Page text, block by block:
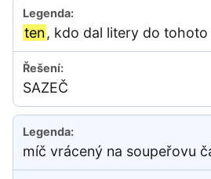
ten, kdo dal litery do tohoto
SAZEČ
míč vrácený na soupeřovu